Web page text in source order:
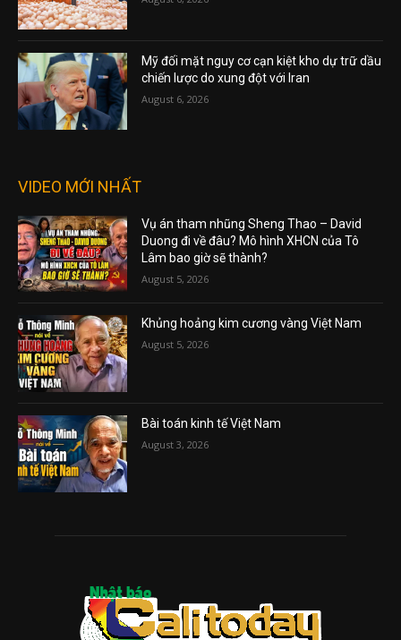
Mỹ đối mặt nguy cơ cạn kiệt kho dự trữ dầu
chiến lược do xung đột với Iran
August 6, 2026
VIDEO MỚI NHẤT
Vụ án tham nhũng Sheng Thao – David
Duong đi về đâu? Mô hình XHCN của Tô
Lâm bao giờ sẽ thành?
August 5, 2026
Khủng hoảng kim cương vàng Việt Nam
August 5, 2026
Bài toán kinh tế Việt Nam
August 3, 2026